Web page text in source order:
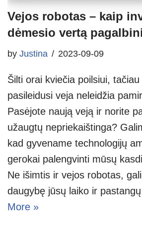
Vejos robotas – kaip
dėmesio vertą
by Justina 2023-09-09
Šilti orai kviečia poilsiui,
pasileidusi veja neleidžia
Pasėjote naują veją ir norite
užaugtų nepriekaištinga?
kad gyvename technologijų
gerokai palengvinti mūsų
Ne išimtis ir vejos robotas,
daugybę jūsų laiko ir
More »